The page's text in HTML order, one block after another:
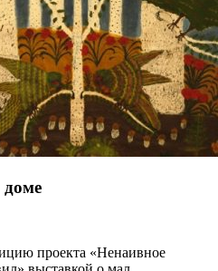
проекта «Ненаивное